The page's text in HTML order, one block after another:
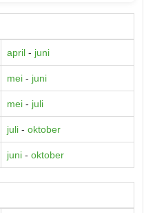
april - juni
mei - juni
mei - juli
juli - oktober
juni - oktober